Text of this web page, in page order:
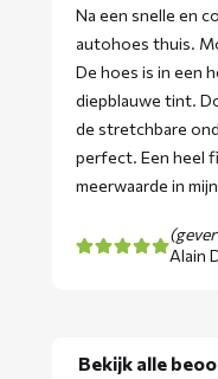
Na een snelle en
autohoes thuis.
De hoes is in een
diepblauwe tint.
de stretchbare
perfect. Een heel
meerwaarde in
Alain
Bekijk alle